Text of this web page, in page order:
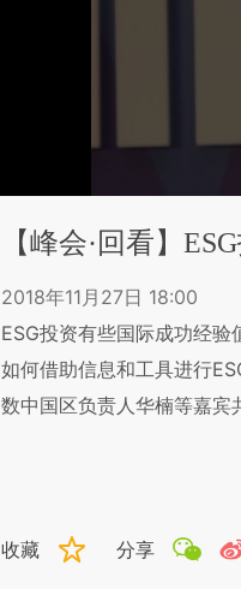
【峰会·回看】
2018年11月27日 18:00
ESG投资有些国际成功经
如何借助信息和工具进行
数中国区负责人华楠等嘉宾
收藏 分享